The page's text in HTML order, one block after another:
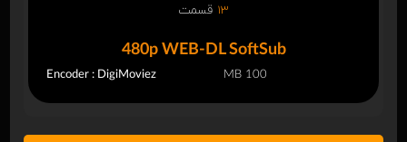
13 قسمت
480p WEB-DL SoftSub
Encoder : DigiMoviez 100 MB